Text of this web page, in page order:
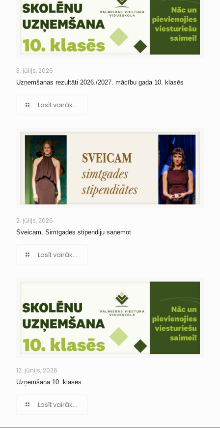
3. jūlijs, 2026
Uzņemšanas rezultāti 2026./2027. mācību gada 10. klasēs
Lasīt vairāk...
2. jūlijs, 2026
Sveicam, Simtgades stipendiju saņemot
Lasīt vairāk...
12. jūnijs, 2026
Uzņemšana 10. klasēs
Lasīt vairāk...